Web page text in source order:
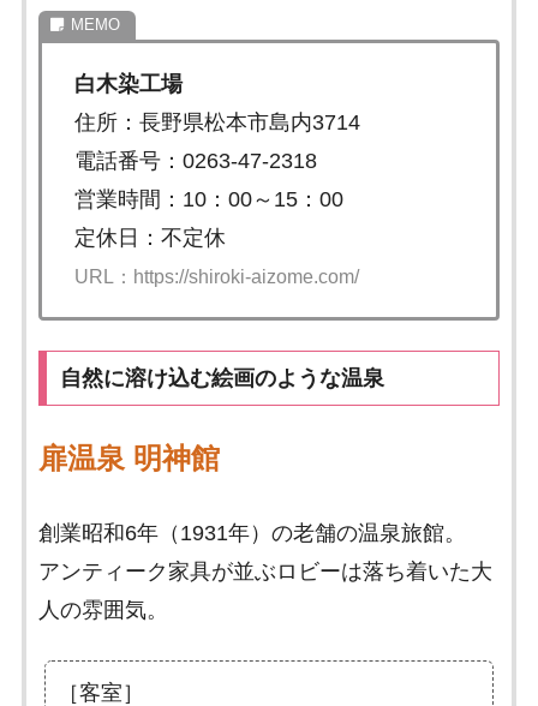
白木染工場
住所：長野県松本市島内3714
電話番号：0263-47-2318
営業時間：10：00～15：00
定休日：不定休
URL：https://shiroki-aizome.com/
自然に溶け込む絵画のような温泉
扉温泉 明神館
創業昭和6年（1931年）の老舗の温泉旅館。
アンティーク家具が並ぶロビーは落ち着いた大
人の雰囲気。
［客室］